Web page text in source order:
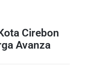
Cirebon
Avanza